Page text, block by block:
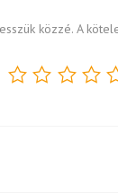
közzé. A